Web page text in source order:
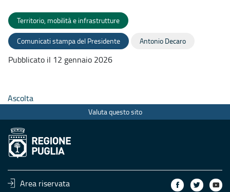
Territorio, mobilità e infrastrutture
Comunicati stampa del Presidente Antonio Decaro
Pubblicato il 12 gennaio 2026
Ascolta
Valuta questo sito
Area riservata